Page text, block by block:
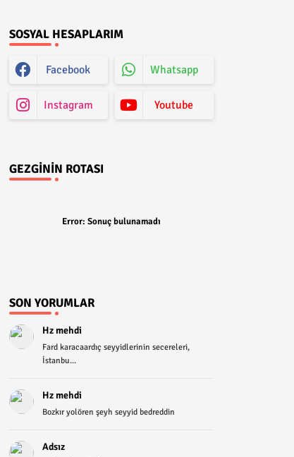
SOSYAL HESAPLARIM
Facebook Whatsapp
Instagram Youtube
GEZGININ ROTASI
Error: Sonuç bulunamadı
SON YORUMLAR
Hz mehdi
Fard karacaardıç seyyidlerinin secereleri,
İstanbu...
Hz mehdi
Bozkır yolören şeyh seyyid bedreddin
Adsız